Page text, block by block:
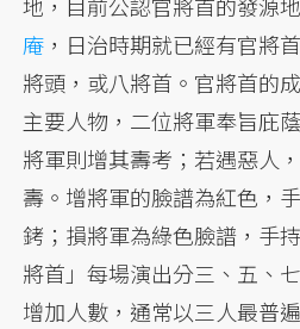
地，目前公認官將首的發源
庵 ，日治時期就已經有官將
將頭，或八將首。官將首的
主要人物，二位將軍奉旨庇
將軍則增其壽考；若遇惡人
壽。增將軍的臉譜為紅色，
銬；損將軍為綠色臉譜，手
將首」每場演出分三、五、
增加人數，通常以三人最普